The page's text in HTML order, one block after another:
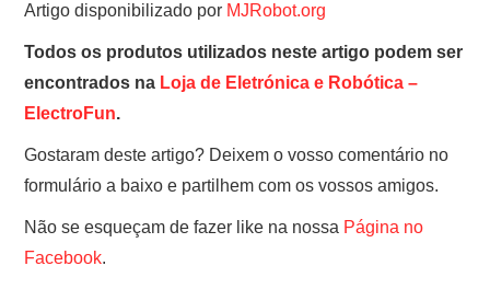
Artigo disponibilizado por MJRobot.org
Todos os produtos utilizados neste artigo podem ser
encontrados na Loja de Eletrónica e Robótica –
ElectroFun.
Gostaram deste artigo? Deixem o vosso comentário no
formulário a baixo e partilhem com os vossos amigos.
Não se esqueçam de fazer like na nossa Página no
Facebook.